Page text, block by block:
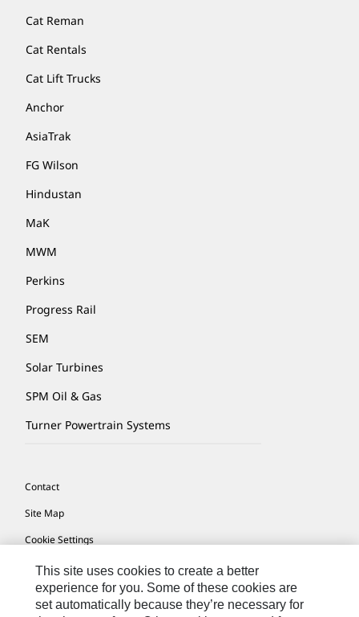
Cat Reman
Cat Rentals
Cat Lift Trucks
Anchor
AsiaTrak
FG Wilson
Hindustan
MaK
MWM
Perkins
Progress Rail
SEM
Solar Turbines
SPM Oil & Gas
Turner Powertrain Systems
Contact
Site Map
Cookie Settings
Legal
Privacy
This site uses cookies to create a better
experience for you. Some of these cookies are
set automatically because they’re necessary for